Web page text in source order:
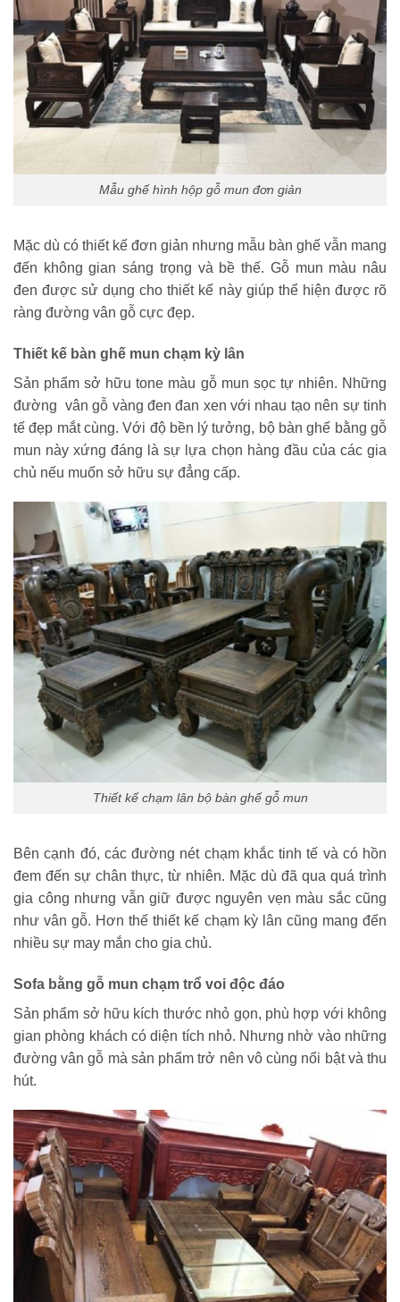
Mẫu ghế hình hộp gỗ mun đơn giản
Mặc dù có thiết kế đơn giản nhưng mẫu bàn ghế vẫn mang
đến không gian sáng trọng và bề thế. Gỗ mun màu nâu
đen được sử dụng cho thiết kế này giúp thể hiện được rõ
ràng đường vân gỗ cực đẹp.
Thiết kế bàn ghế mun chạm kỳ lân
Sản phẩm sở hữu tone màu gỗ mun sọc tự nhiên. Những
đường vân gỗ vàng đen đan xen với nhau tạo nên sự tinh
tế đẹp mắt cùng. Với độ bền lý tưởng, bộ bàn ghế bằng gỗ
mun này xứng đáng là sự lựa chọn hàng đầu của các gia
chủ nếu muốn sở hữu sự đẳng cấp.
Thiết kế chạm lân bộ bàn ghế gỗ mun
Bên cạnh đó, các đường nét chạm khắc tinh tế và có hồn
đem đến sự chân thực, từ nhiên. Mặc dù đã qua quá trình
gia công nhưng vẫn giữ được nguyên vẹn màu sắc cũng
như vân gỗ. Hơn thế thiết kế chạm kỳ lân cũng mang đến
nhiều sự may mắn cho gia chủ.
Sofa bằng gỗ mun chạm trổ voi độc đáo
Sản phẩm sở hữu kích thước nhỏ gọn, phù hợp với không
gian phòng khách có diện tích nhỏ. Nhưng nhờ vào những
đường vân gỗ mà sản phẩm trở nên vô cùng nổi bật và thu
hút.